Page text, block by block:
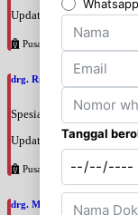
Update terakhir: 2026-
Pusat Pertamina
drg. Rinati Adrin, SpKGA
Spesialis: Gigi
Update terakhir: 2026-08-
Pusat Pertamina
drg. Muhamad Ryan,